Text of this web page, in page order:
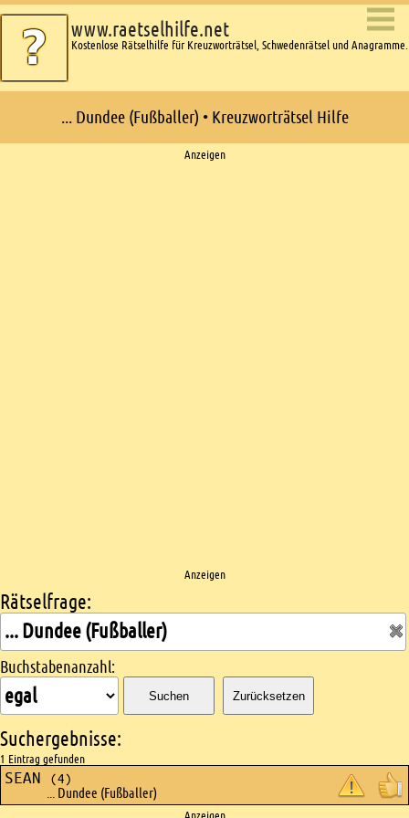
www.raetselhilfe.net
Kostenlose Rätselhilfe für Kreuzworträtsel, Schwedenrätsel und Anagramme.
... Dundee (Fußballer) • Kreuzworträtsel Hilfe
Anzeigen
Anzeigen
Kreuzworträtsel suchen
Rätselfrage:
Buchstabenanzahl:
Suchen Zurücksetzen
Suchergebnisse:
1 Eintrag gefunden
SEAN (4)
... Dundee (Fußballer)